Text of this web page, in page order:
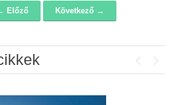
Előző Következő →
kisegítő